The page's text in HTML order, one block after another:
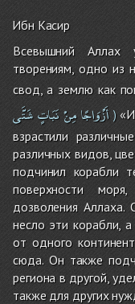
Ибн Касир
Всевышний Аллах
творениям, одно из
свод, а землю как
أَزْوَاجًامِنْنَبَاتٍشَتَّى )«И
взрастили
различных видов,
подчинил корабли
поверхности
дозволения
несло эти корабли, а
от одного
сюда. Он также
региона в другой,
также для других